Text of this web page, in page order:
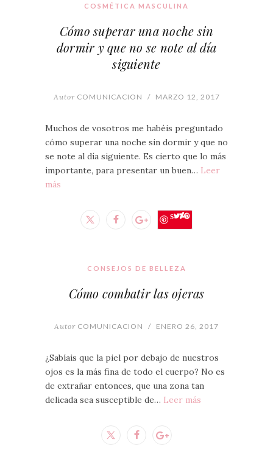
COSMÉTICA MASCULINA
Cómo superar una noche sin
dormir y que no se note al día
siguiente
AutorCOMUNICACION / MARZO 12, 2017
Muchos de vosotros me habéis preguntado
cómo superar una noche sin dormir y que no
se note al día siguiente. Es cierto que lo más
importante, para presentar un buen… Leer
más
Save
CONSEJOS DE BELLEZA
Cómo combatir las ojeras
Autor COMUNICACION / ENERO 26, 2017
¿Sabíais que la piel por debajo de nuestros
ojos es la más fina de todo el cuerpo? No es
de extrañar entonces, que una zona tan
delicada sea susceptible de… Leer más